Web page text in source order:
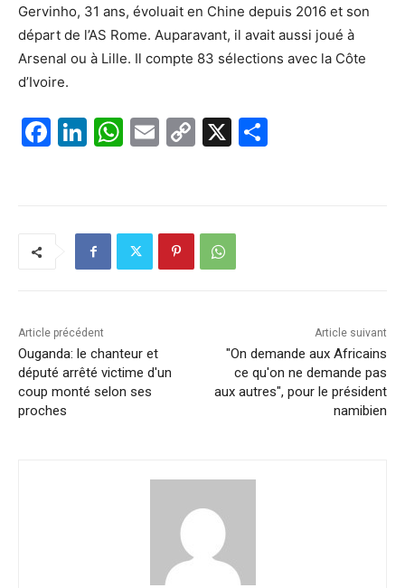
Gervinho, 31 ans, évoluait en Chine depuis 2016 et son
départ de l’AS Rome. Auparavant, il avait aussi joué à
Arsenal ou à Lille. Il compte 83 sélections avec la Côte
d’Ivoire.
F
k
Li
dI
n
W
A
p
E
C
Li
n
X
Article précédent
Ouganda: le chanteur et
député arrêté victime d'un
coup monté selon ses
proches
Article suivant
"On demande aux Africains
ce qu'on ne demande pas
aux autres", pour le président
namibien